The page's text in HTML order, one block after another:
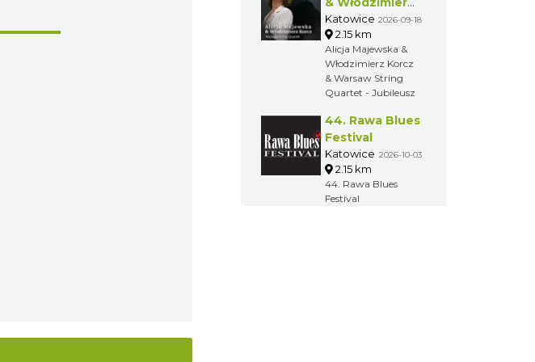
Korcz &
Warsaw String
Quartet -
Jubileusz
Katowice 2026-09-18
2.15 km
Alicja Majewska &
Włodzimierz Korcz
& Warsaw String
Quartet - Jubileusz
44. Rawa Blues
Festival
Katowice 2026-10-03
2.15 km
44. Rawa Blues
Festival